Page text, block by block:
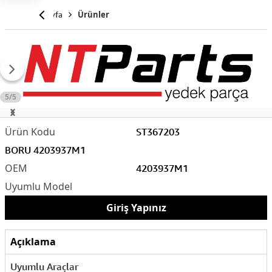
Anasayfa Ürünler
5/5
ST367203
4203937M1
BORU 4203937M1
Giriş Yapınız
Açıklama
Uyumlu Araçlar